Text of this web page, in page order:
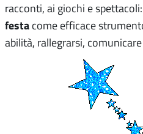
racconti, ai giochi e
festa come efficace
abilità, rallegrarsi,